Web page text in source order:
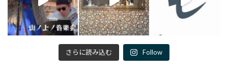
さらに読み込む Follow